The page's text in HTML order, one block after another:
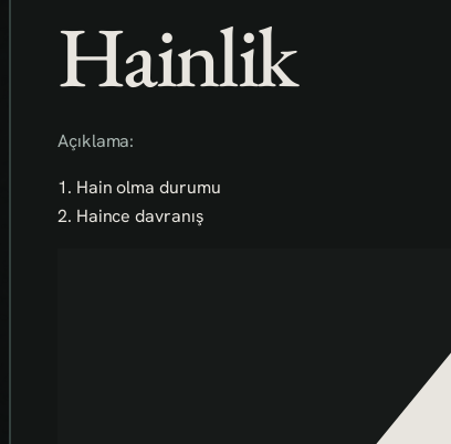
Hainlik
Açıklama:
1. Hain olma durumu
2. Haince davranış